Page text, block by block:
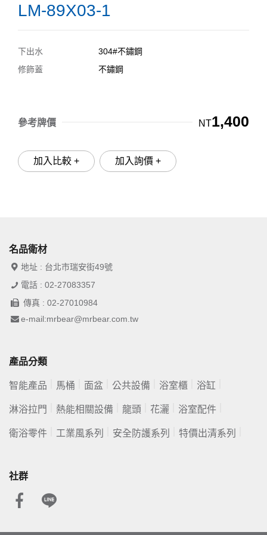
LM-89X03-1
下出水
304#不鏽鋼
修飾蓋
不鏽鋼
參考牌價 NT1,400
加入比較 + 加入詢價 +
名品衛材
地址 : 台北市瑞安街49號
電話 : 02-27083357
傳真 : 02-27010984
e-mail:mrbear@mrbear.com.tw
產品分類
智能產品 馬桶 面盆 公共設備 浴室櫃 浴缸
淋浴拉門 熱能相關設備 龍頭 花灑 浴室配件
衛浴零件 工業風系列 安全防護系列 特價出清系列
社群